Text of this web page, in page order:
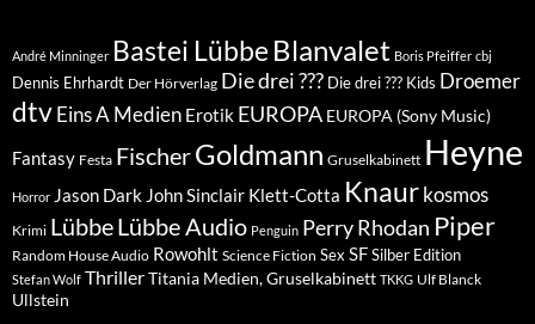
André Minninger Bastei Lübbe Blanvalet Boris Pfeiffer cbj
Dennis Ehrhardt Der Hörverlag Die drei ??? Die drei ??? Kids Droemer
dtvEins A Medien Erotik EUROPA EUROPA (Sony Music)
Fantasy Festa FischerGoldmann Gruselkabinett Heyne
Horror Jason Dark John Sinclair Klett-Cotta Knaur kosmos
Krimi LübbeLübbe Audio Penguin Perry Rhodan Piper
Random House Audio Rowohlt Science Fiction Sex SFSilber Edition
Stefan Wolf ThrillerTitania Medien, Gruselkabinett TKKG Ulf Blanck
Ullstein